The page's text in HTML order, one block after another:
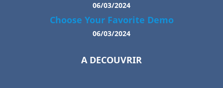
06/03/2024
Choose Your Favorite Demo
06/03/2024
A DECOUVRIR